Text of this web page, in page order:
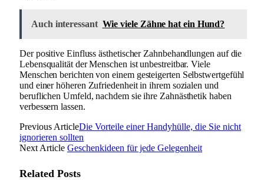
Auch interessant Wie viele Zähne hat ein Hund?
Der positive Einfluss ästhetischer Zahnbehandlungen auf die
Lebensqualität der Menschen ist unbestreitbar. Viele
Menschen berichten von einem gesteigerten Selbstwertgefühl
und einer höheren Zufriedenheit in ihrem sozialen und
beruflichen Umfeld, nachdem sie ihre Zahnästhetik haben
verbessern lassen.
Previous ArticleDie Vorteile einer Handyhülle, die Sie nicht
ignorieren sollten
Next Article Geschenkideen für jede Gelegenheit
Related Posts